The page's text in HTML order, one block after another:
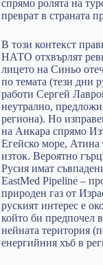
спрямо ролята на
преврат в страната
В този контекст
НАТО отхвърлят
лицето на Синьо
по темата (тези дни
работи Сергей
неутрално,
региона). Но
на Анкара спрямо
Егейско море, Атина
изток. Вероятно
Русия имат
EastMed Pipeline –
природен газ от
руският интерес е
който би предпочел
нейната територия
енергийния хъб в